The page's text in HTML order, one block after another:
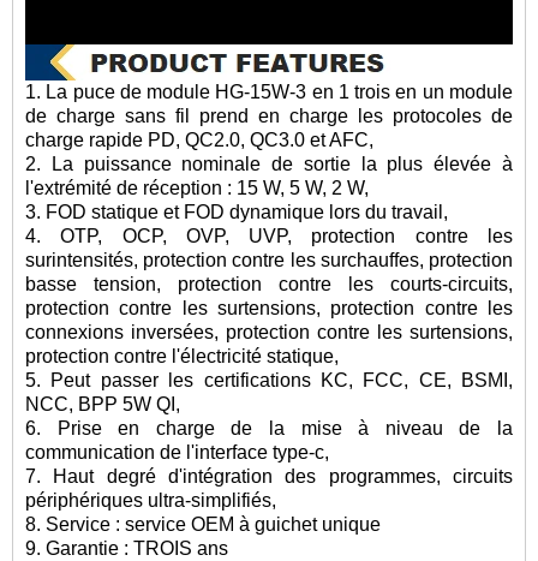
1. La puce de module HG-15W-3 en 1 trois en un module
de charge sans fil prend en charge les protocoles de
charge rapide PD, QC2.0, QC3.0 et AFC,
2. La puissance nominale de sortie la plus élevée à
l'extrémité de réception : 15 W, 5 W, 2 W,
3. FOD statique et FOD dynamique lors du travail,
4. OTP, OCP, OVP, UVP, protection contre les
surintensités, protection contre les surchauffes, protection
basse tension, protection contre les courts-circuits,
protection contre les surtensions, protection contre les
connexions inversées, protection contre les surtensions,
protection contre l'électricité statique,
5. Peut passer les certifications KC, FCC, CE, BSMI,
NCC, BPP 5W QI,
6. Prise en charge de la mise à niveau de la
communication de l'interface type-c,
7. Haut degré d'intégration des programmes, circuits
périphériques ultra-simplifiés,
8. Service : service OEM à guichet unique
9. Garantie : TROIS ans